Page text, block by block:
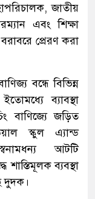
জাতীয়
এবং শিক্ষা
প্রেরণ করা
বন্ধে বিভিন্ন
ব্যাবস্থা
বাণিজ্যে জড়িত
স্কুল এ্যান্ড
আটটি
শাস্তিমূলক ব্যবস্থা
দুদক।